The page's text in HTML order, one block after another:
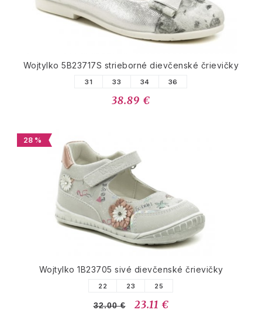
Wojtylko 5B23717S strieborné dievčenské črievičky
31 33 34 36
38.89 €
28 %
Wojtylko 1B23705 sivé dievčenské črievičky
22 23 25
32.00 € 23.11 €